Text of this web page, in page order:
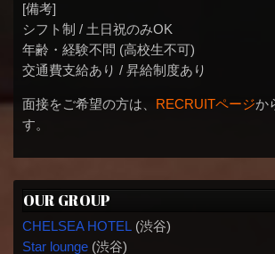
[備考]
シフト制 / 土日祝のみOK
年齢・経験不問 (高校生不可)
交通費支給あり / 昇給制度あり
面接をご希望の方は、 RECRUITページか
す。
OUR GROUP
CHELSEA HOTEL (渋谷)
Star lounge(渋谷)